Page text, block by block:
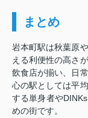
まとめ
岩本町駅は秋葉原
える利便性の高さ
飲食店が揃い、日
心の駅としては平
する単身者や
めの街です。